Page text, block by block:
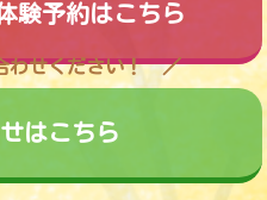
験予約はこちら
わせください！
はこちら